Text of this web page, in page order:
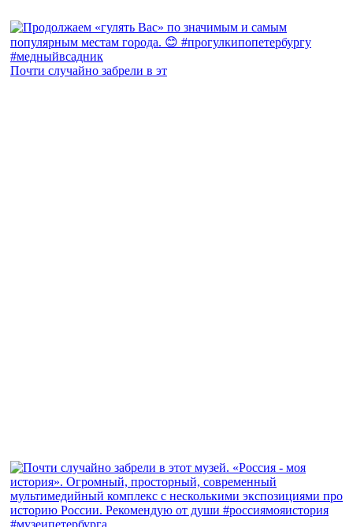
Почти случайно забрели в эт